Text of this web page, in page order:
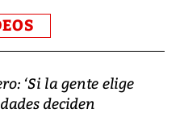
‘Si la gente elige
deciden